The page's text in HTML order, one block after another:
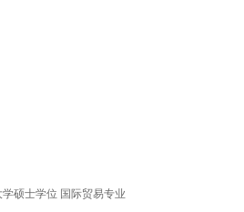
硕士学位 国际贸易专业